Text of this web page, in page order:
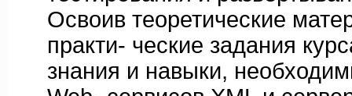
Освоив теоретические
практи- ческие задания
знания и навыки,